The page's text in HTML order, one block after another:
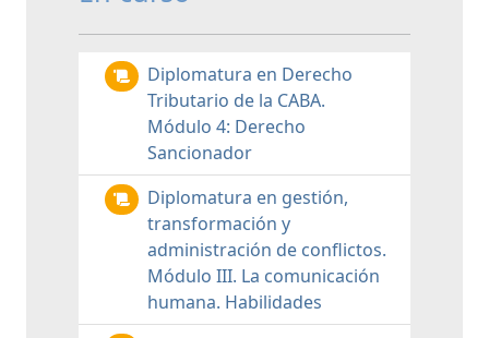
Diplomatura en Derecho
Tributario de la CABA.
Módulo 4: Derecho
Sancionador
Diplomatura en gestión,
transformación y
administración de conflictos.
Módulo III. La comunicación
humana. Habilidades